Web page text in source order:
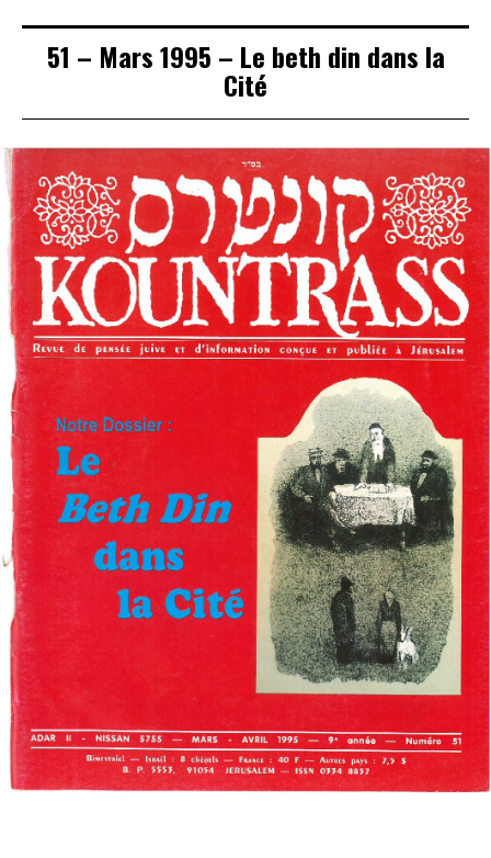
51 – Mars 1995 – Le beth din dans la
Cité